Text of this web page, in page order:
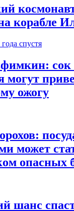
корабле
года спустя
могут
ожогу
может
опасных
шанс